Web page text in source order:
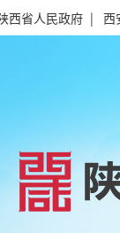
西省人民政府 | 西